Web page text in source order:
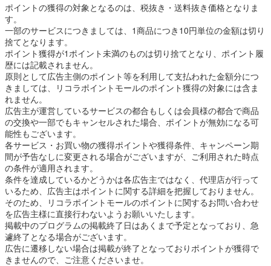
ポイントの獲得の対象となるのは、税抜き・送料抜き価格となりま
す。
一部のサービスにつきましては、1商品につき10円単位の金額は切り
捨てとなります。
ポイント獲得が1ポイント未満のものは切り捨てとなり、ポイント履
歴には記載されません。
原則として広告主側のポイント等を利用して支払われた金額分につ
きましては、リコラポイントモールのポイント獲得の対象には含ま
れません。
広告主が運営しているサービスの都合もしくは会員様の都合で商品
の交換や一部でもキャンセルされた場合、ポイントが無効になる可
能性もございます。
各サービス・お買い物の獲得ポイントや獲得条件、キャンペーン期
間が予告なしに変更される場合がございますが、ご利用された時点
の条件が適用されます。
条件を達成しているかどうかは各広告主ではなく、代理店が行って
いるため、広告主はポイントに関する詳細を把握しておりません。
そのため、リコラポイントモールのポイントに関するお問い合わせ
を広告主様に直接行わないようお願いいたします。
掲載中のプログラムの掲載終了日はあくまで予定となっており、急
遽終了となる場合がございます。
広告に遷移しない場合は掲載が終了となっておりポイントが獲得で
きませんので、ご注意くださいませ。